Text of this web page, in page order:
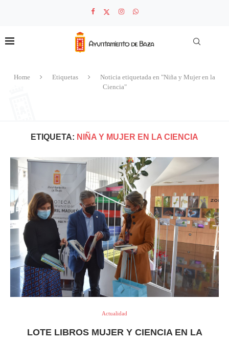
Home Etiquetas
Noticia etiquetada en "Niña y Mujer en la
Ciencia"
ETIQUETA: NIÑA Y MUJER EN LA CIENCIA
Actualidad
LOTE LIBROS MUJER Y CIENCIA EN LA